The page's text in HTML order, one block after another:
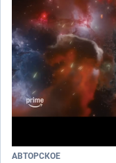
АВТОРСКОЕ